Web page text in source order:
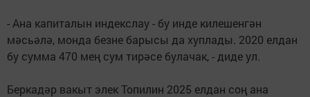
- Ана капиталын индекслау - бу инде килешенгән
мәсьәлә, монда безне барысы да хуплады. 2020 елдан
бу сумма 470 мең сум тирәсе булачак, - диде ул.
Беркадәр вакыт элек Топилин 2025 елдан соң ана